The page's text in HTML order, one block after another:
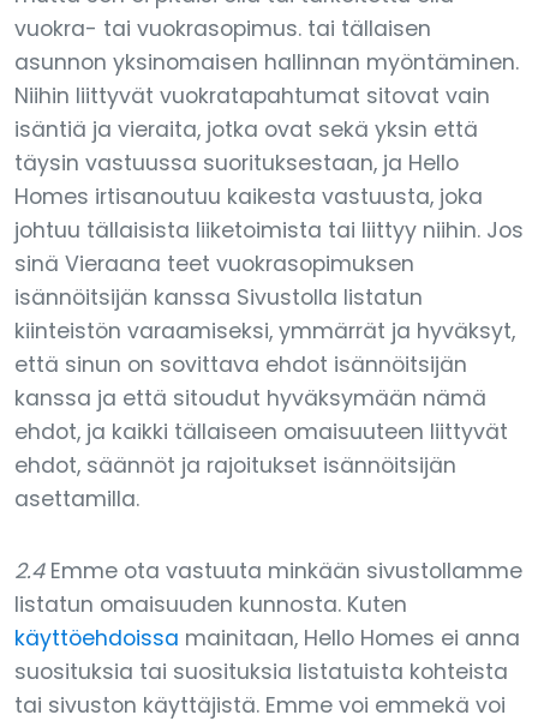
vuokra- tai vuokrasopimus. tai tällaisen
asunnon yksinomaisen hallinnan myöntäminen.
Niihin liittyvät vuokratapahtumat sitovat vain
isäntiä ja vieraita, jotka ovat sekä yksin että
täysin vastuussa suorituksestaan, ja Hello
Homes irtisanoutuu kaikesta vastuusta, joka
johtuu tällaisista liiketoimista tai liittyy niihin. Jos
sinä Vieraana teet vuokrasopimuksen
isännöitsijän kanssa Sivustolla listatun
kiinteistön varaamiseksi, ymmärrät ja hyväksyt,
että sinun on sovittava ehdot isännöitsijän
kanssa ja että sitoudut hyväksymään nämä
ehdot, ja kaikki tällaiseen omaisuuteen liittyvät
ehdot, säännöt ja rajoitukset isännöitsijän
asettamilla.
2.4Emme ota vastuuta minkään sivustollamme
listatun omaisuuden kunnosta. Kuten
käyttöehdoissa mainitaan, Hello Homes ei anna
suosituksia tai suosituksia listatuista kohteista
tai sivuston käyttäjistä. Emme voi emmekä voi